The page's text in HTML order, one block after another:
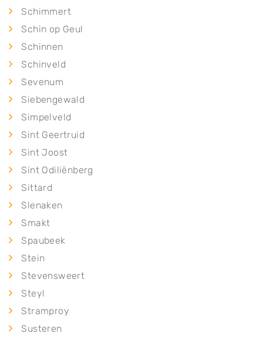
Schimmert
Schin op Geul
Schinnen
Schinveld
Sevenum
Siebengewald
Simpelveld
Sint Geertruid
Sint Joost
Sint Odiliënberg
Sittard
Slenaken
Smakt
Spaubeek
Stein
Stevensweert
Steyl
Stramproy
Susteren